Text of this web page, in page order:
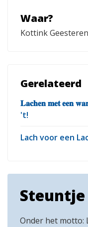
Waar?
Kottink Geesteren
Gerelateerd
𝐋𝐚𝐜𝐡𝐞𝐧 𝐦𝐞𝐭 𝐞𝐞𝐧
't!
Lach voor een
Onder het motto: